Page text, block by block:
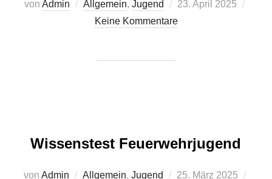
von Admin Allgemein, Jugend
Veröffentlicht
am
23. April 2025
Keine Kommentare
Wissenstest Feuerwehrjugend
von Admin Allgemein, Jugend
Veröffentlicht
25. März 2025